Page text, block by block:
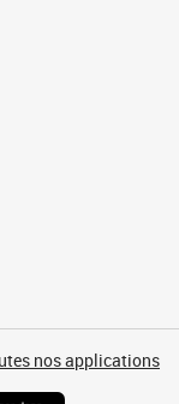
nos applications